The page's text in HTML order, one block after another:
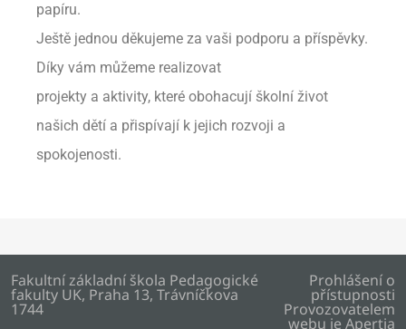
papíru.
Ještě jednou děkujeme za vaši podporu a příspěvky.
Díky vám můžeme realizovat
projekty a aktivity, které obohacují školní život
našich dětí a přispívají k jejich rozvoji a
spokojenosti.
Fakultní základní škola Pedagogické
fakulty UK, Praha 13, Trávníčkova
1744
Prohlášení o
přístupnosti
Provozovatelem
webu je Apertia